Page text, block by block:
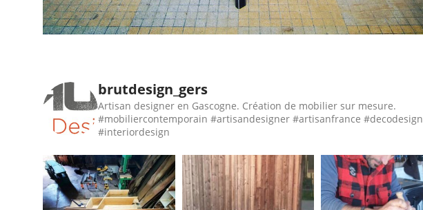
brutdesign_gers
Artisan designer en Gascogne. Création de mobilier sur mesure.
#mobiliercontemporain #artisandesigner #artisanfrance #decodesign
#interiordesign